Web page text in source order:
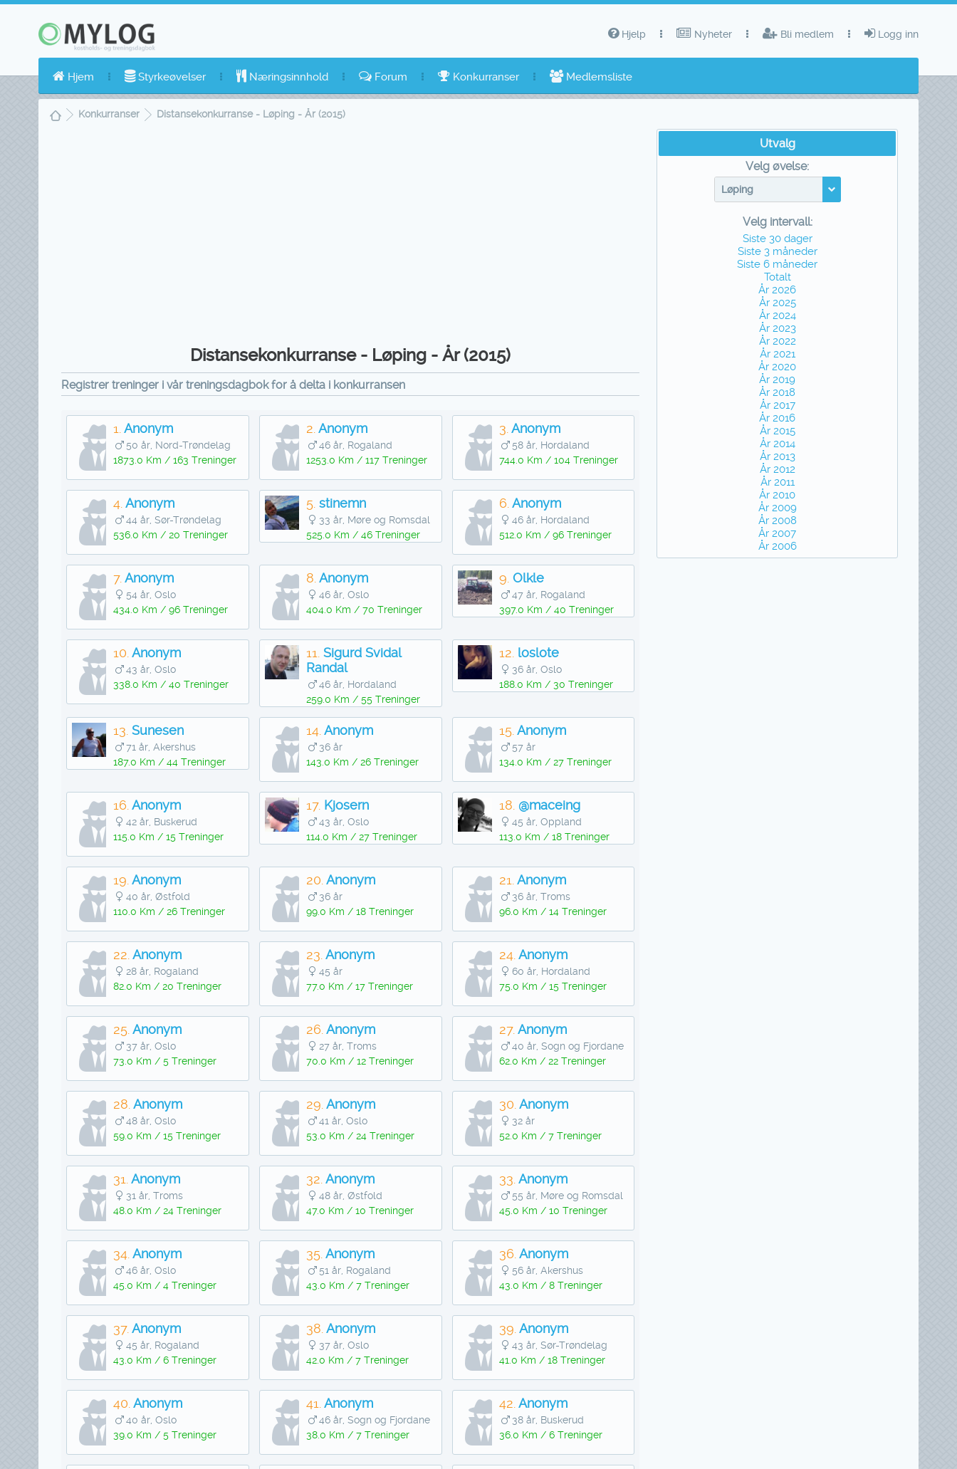
Logg inn
Bli medlem
Nyheter
Hjelp
Hjem Styrkeøvelser Næringsinnhold Forum Konkurranser Medlemsliste
Konkurranser Distansekonkurranse - Løping - År (2015)
Distansekonkurranse - Løping - År (2015)
Registrer treninger i vår treningsdagbok for å delta i konkurransen
1. Anonym
50 år, Nord-Trøndelag
1873.0 Km / 163 Treninger
2. Anonym
46 år, Rogaland
1253.0 Km / 117 Treninger
3. Anonym
58 år, Hordaland
744.0 Km / 104 Treninger
4. Anonym
44 år, Sør-Trøndelag
536.0 Km / 20 Treninger
5. stinemn
33 år, Møre og Romsdal
525.0 Km / 46 Treninger
6. Anonym
46 år, Hordaland
512.0 Km / 96 Treninger
7. Anonym
54 år, Oslo
434.0 Km / 96 Treninger
8. Anonym
46 år, Oslo
404.0 Km / 70 Treninger
9. Olkle
47 år, Rogaland
397.0 Km / 40 Treninger
10. Anonym
43 år, Oslo
338.0 Km / 40 Treninger
11. Sigurd Svidal
Randal
46 år, Hordaland
259.0 Km / 55 Treninger
12. loslote
36 år, Oslo
188.0 Km / 30 Treninger
13. Sunesen
71 år, Akershus
187.0 Km / 44 Treninger
14. Anonym
36 år
143.0 Km / 26 Treninger
15. Anonym
57 år
134.0 Km / 27 Treninger
16. Anonym
42 år, Buskerud
115.0 Km / 15 Treninger
17. Kjosern
43 år, Oslo
114.0 Km / 27 Treninger
18. @maceing
45 år, Oppland
113.0 Km / 18 Treninger
19. Anonym
40 år, Østfold
110.0 Km / 26 Treninger
20. Anonym
36 år
99.0 Km / 18 Treninger
21. Anonym
36 år, Troms
96.0 Km / 14 Treninger
22. Anonym
28 år, Rogaland
82.0 Km / 20 Treninger
23. Anonym
45 år
77.0 Km / 17 Treninger
24. Anonym
60 år, Hordaland
75.0 Km / 15 Treninger
25. Anonym
37 år, Oslo
73.0 Km / 5 Treninger
26. Anonym
27 år, Troms
70.0 Km / 12 Treninger
27. Anonym
40 år, Sogn og Fjordane
62.0 Km / 22 Treninger
28. Anonym
48 år, Oslo
59.0 Km / 15 Treninger
29. Anonym
41 år, Oslo
53.0 Km / 24 Treninger
30. Anonym
32 år
52.0 Km / 7 Treninger
31. Anonym
31 år, Troms
48.0 Km / 24 Treninger
32. Anonym
48 år, Østfold
47.0 Km / 10 Treninger
33. Anonym
55 år, Møre og Romsdal
45.0 Km / 10 Treninger
34. Anonym
46 år, Oslo
45.0 Km / 4 Treninger
35. Anonym
51 år, Rogaland
43.0 Km / 7 Treninger
36. Anonym
56 år, Akershus
43.0 Km / 8 Treninger
37. Anonym
45 år, Rogaland
43.0 Km / 6 Treninger
38. Anonym
37 år, Oslo
42.0 Km / 7 Treninger
39. Anonym
43 år, Sør-Trøndelag
41.0 Km / 18 Treninger
40. Anonym
40 år, Oslo
39.0 Km / 5 Treninger
41. Anonym
46 år, Sogn og Fjordane
38.0 Km / 7 Treninger
42. Anonym
38 år, Buskerud
36.0 Km / 6 Treninger
Utvalg
Velg øvelse:
Løping
Velg intervall:
Siste 30 dager
Siste 3 måneder
Siste 6 måneder
Totalt
År 2026
År 2025
År 2024
År 2023
År 2022
År 2021
År 2020
År 2019
År 2018
År 2017
År 2016
År 2015
År 2014
År 2013
År 2012
År 2011
År 2010
År 2009
År 2008
År 2007
År 2006